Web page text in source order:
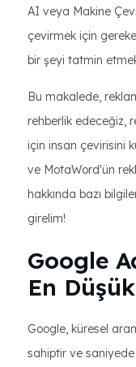
AI veya Makine
çevirmek için
bir şeyi tatmin
Bu makalede,
rehberlik edeceğiz,
için insan çevirisini
ve MotaWord'ün
hakkında bazı
girelim!
Google
En
Google, küresel
sahiptir ve saniyede